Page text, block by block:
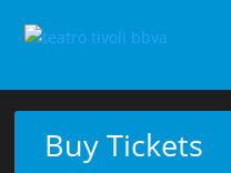
Buy Tickets